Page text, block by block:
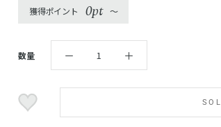
獲得ポイント 0pt 〜
数量